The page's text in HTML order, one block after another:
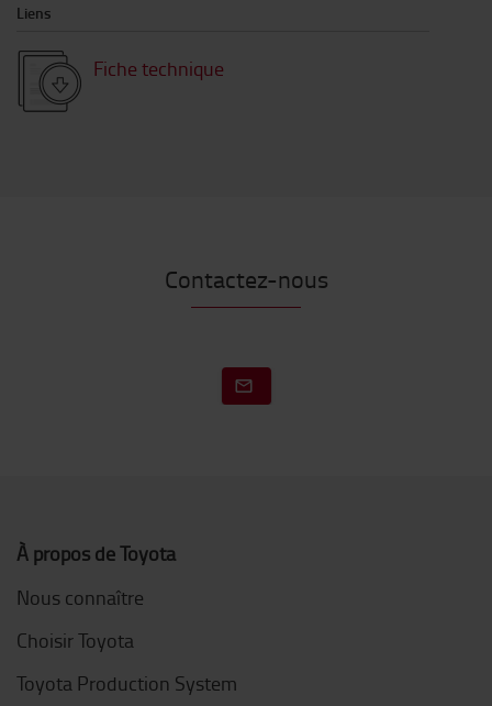
Liens
Fiche technique
Contactez-nous
À propos de Toyota
Nous connaître
Choisir Toyota
Toyota Production System